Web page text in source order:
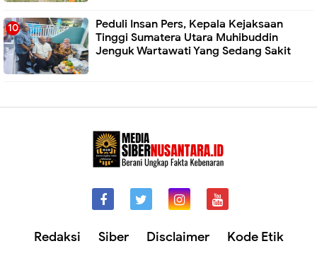
Peduli Insan Pers, Kepala Kejaksaan
Tinggi Sumatera Utara Muhibuddin
Jenguk Wartawati Yang Sedang Sakit
Redaksi Siber Disclaimer Kode Etik